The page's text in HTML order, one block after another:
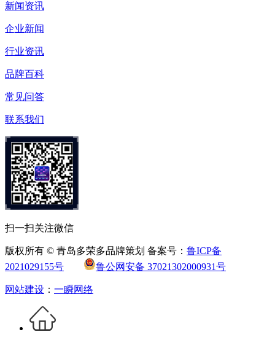
新闻资讯
企业新闻
行业资讯
品牌百科
常见问答
联系我们
扫一扫关注微信
版权所有 © 青岛多荣多品牌策划 备案号： 鲁ICP备
2021029155号
鲁公网安备 37021302000931号
网站建设 ： 一瞬网络